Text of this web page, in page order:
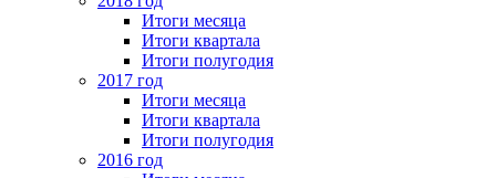
Итоги месяца
Итоги квартала
Итоги полугодия
2017 год
Итоги месяца
Итоги квартала
Итоги полугодия
2016 год